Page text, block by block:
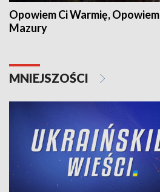
Opowiem Ci Warmię, Opowiem
Mazury
MNIEJSZOŚCI